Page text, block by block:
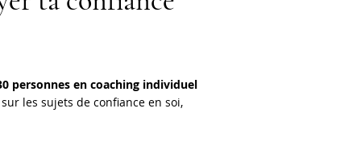
personnes en coaching individuel
sur les sujets de confiance en soi,